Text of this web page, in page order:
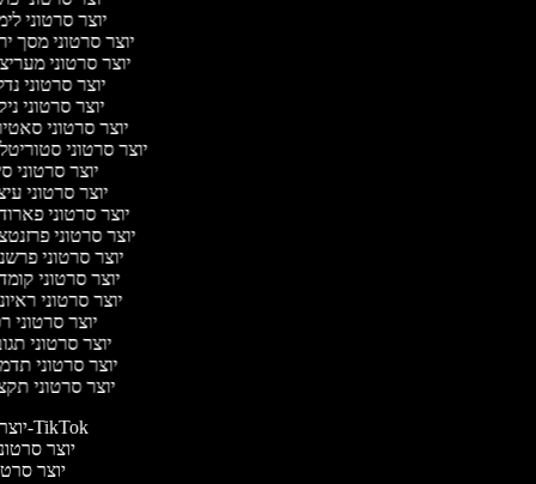
יוצר סרטוני
יוצר סרטוני מסך
יוצר סרטוני
יוצר סרטוני
יוצר סרטוני
יוצר סרטוני
יוצר סרטוני
יוצר סרטוני
יוצר סרטוני
יוצר סרטוני
יוצר סרטוני
יוצר סרטוני
יוצר סרטוני
יוצר סרטוני
יוצר סרטוני
יוצר סרטוני
יוצר סרטוני
יוצר סרטוני
יוצר סרטונים ל-TikTok
יוצר
יוצר